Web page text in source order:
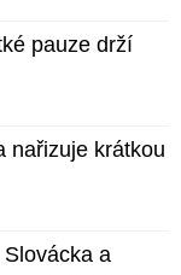
pauze drží
nařizuje krátkou
a